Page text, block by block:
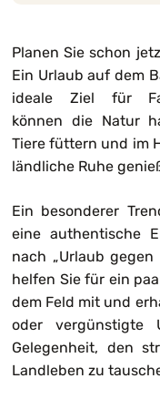
Planen Sie schon
Ein Urlaub auf dem
ideale Ziel für
können die Natur
Tiere füttern und im
ländliche Ruhe
Ein besonderer
eine authentische
nach „Urlaub gegen
helfen Sie für ein
dem Feld mit und
oder vergünstigte
Gelegenheit, den
Landleben zu